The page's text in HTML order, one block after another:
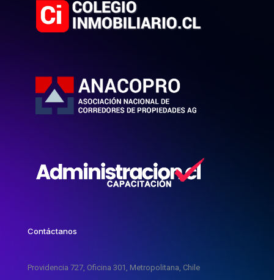
Contáctanos
Providencia 727, Oficina 301, Metropolitana, Chile